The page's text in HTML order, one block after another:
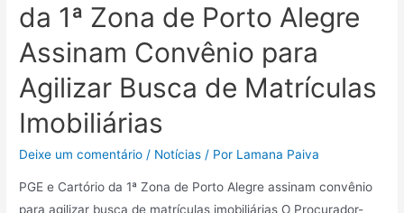
da 1ª Zona de Porto Alegre
Assinam Convênio para
Agilizar Busca de Matrículas
Imobiliárias
Deixe um comentário / Notícias / Por Lamana Paiva
PGE e Cartório da 1ª Zona de Porto Alegre assinam convênio
para agilizar busca de matrículas imobiliárias O Procurador-